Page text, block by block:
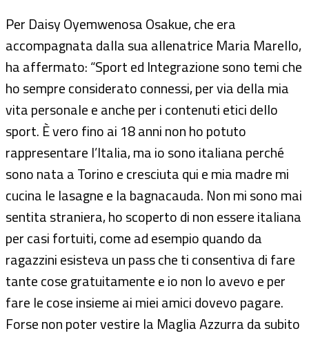
Per Daisy Oyemwenosa Osakue, che era
accompagnata dalla sua allenatrice Maria Marello,
ha affermato: “Sport ed Integrazione sono temi che
ho sempre considerato connessi, per via della mia
vita personale e anche per i contenuti etici dello
sport. È vero fino ai 18 anni non ho potuto
rappresentare l’Italia, ma io sono italiana perché
sono nata a Torino e cresciuta qui e mia madre mi
cucina le lasagne e la bagnacauda. Non mi sono mai
sentita straniera, ho scoperto di non essere italiana
per casi fortuiti, come ad esempio quando da
ragazzini esisteva un pass che ti consentiva di fare
tante cose gratuitamente e io non lo avevo e per
fare le cose insieme ai miei amici dovevo pagare.
Forse non poter vestire la Maglia Azzurra da subito